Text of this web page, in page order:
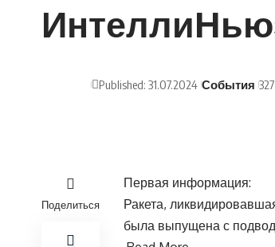
Published: 31.07.2024 События
Поделиться
Первая информация:
Ракета,
была выпущена с